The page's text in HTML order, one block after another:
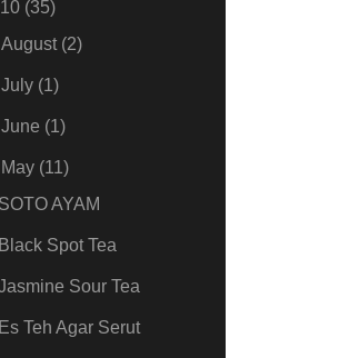
(35)
August (2)
July (1)
June (1)
May (11)
SOTO AYAM
Black Spot Tea
Sour Tea
Es Teh Agar Serut